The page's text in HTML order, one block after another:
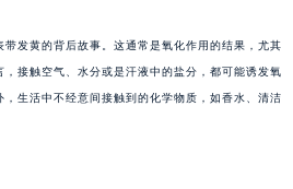
发黄的背后故事。这通常是氧化作用的结果，尤其
接触空气、水分或是汗液中的盐分，都可能诱发氧
生活中不经意间接触到的化学物质，如香水、清洁